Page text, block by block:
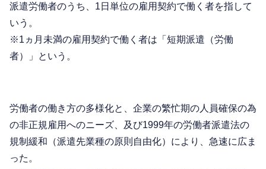
派遣労働者のうち、1日単位の雇用契約で働く者を指して
いう。
※1ヵ月未満の雇用契約で働く者は「短期派遣（労働
者）」という。
労働者の働き方の多様化と、企業の繁忙期の人員確保の為
の非正規雇用へのニーズ、及び1999年の労働者派遣法の
規制緩和（派遣先業種の原則自由化）により、急速に広ま
った。